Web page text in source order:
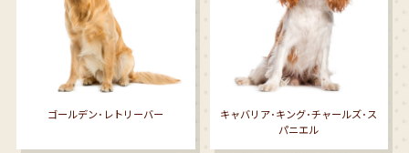
ゴールデン･レトリーバー
キャバリア･キング･チャールズ･ス
パニエル